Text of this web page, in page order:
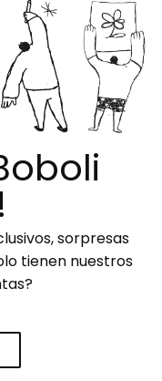
sorpresas
tienen nuestros